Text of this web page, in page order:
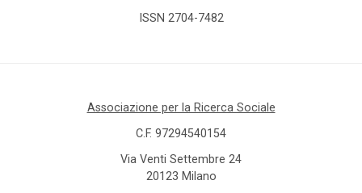
ISSN 2704-7482
Associazione per la Ricerca Sociale
C.F. 97294540154
Via Venti Settembre 24
20123 Milano